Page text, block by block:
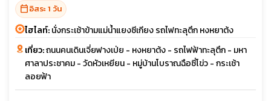
calendar_todayอิสระ 1 วัน
ไฮไลท์:นั่งกระเช้าข้ามแม่น้ำแยงซีเกียง รถไฟทะลุตึก หงหยาต้ง
เที่ยว:ถนนคนเดินเจี่ยฟางเป่ย - หงหยาต้ง - รถไฟฟ้าทะลุตึก - มหา
ศาลาประชาคม - วัดหัวเหยียน - หมู่บ้านโบราณฉือซี่โข่ว - กระเช้า
ลอยฟ้า